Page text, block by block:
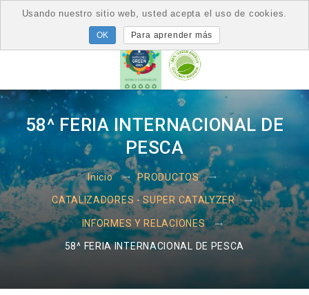
58^ FERIA INTERNACIONAL DE
PESCA
Inicio PRODUCTOS
CATALIZADORES - SUPER CATALYZER
INFORMES Y RELACIONES
58^ FERIA INTERNACIONAL DE PESCA
Usando nuestro sitio web, usted acepta el uso de cookies.
Para aprender más